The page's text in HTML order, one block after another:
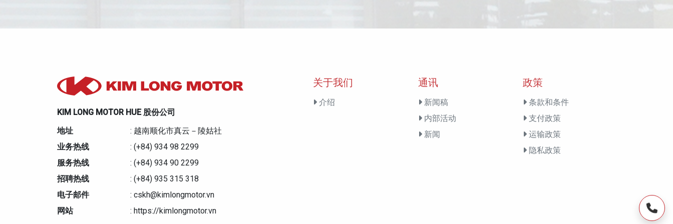
KIM LONG MOTOR HUE 股份公司
地址
: 越南顺化市真云－陵姑社
业务热线
: (+84) 934 98 2299
服务热线
: (+84) 934 90 2299
招聘热线
: (+84) 935 315 318
电子邮件
: cskh@kimlongmotor.vn
网站
: https://kimlongmotor.vn
关于我们
介绍
通讯
新闻稿
内部活动
新闻
政策
条款和条件
支付政策
运输政策
隐私政策